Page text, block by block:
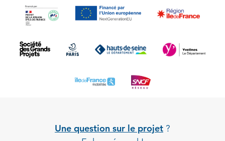
Une question sur le projet ?